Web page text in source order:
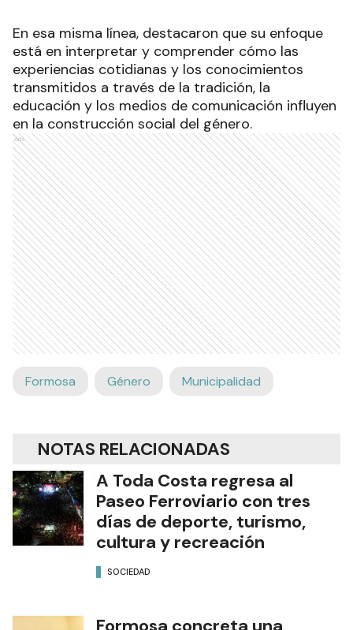
En esa misma línea, destacaron que su enfoque
está en interpretar y comprender cómo las
experiencias cotidianas y los conocimientos
transmitidos a través de la tradición, la
educación y los medios de comunicación influyen
en la construcción social del género.
Ads
Formosa Género Municipalidad
NOTAS RELACIONADAS
A Toda Costa regresa al
Paseo Ferroviario con tres
días de deporte, turismo,
cultura y recreación
SOCIEDAD